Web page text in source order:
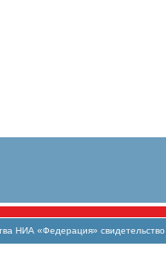
НИА «Федерация»